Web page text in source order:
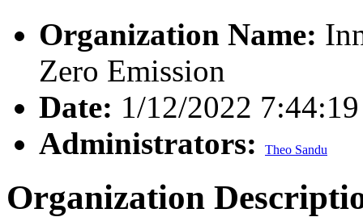
Organization Name:
Zero Emission
Date: 1/12/2022
Administrators:
Theo Sandu
Organization